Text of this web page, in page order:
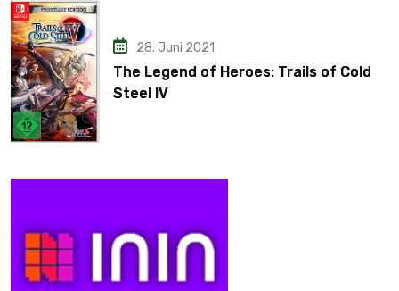
28. Juni 2021
The Legend of Heroes: Trails of Cold
Steel IV